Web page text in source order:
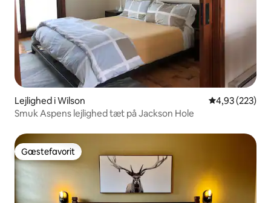
Lejlighed i Wilson 4,93 ud af 5 i
4,93 (223)
Smuk Aspens lejlighed tæt på Jackson Hole
Gæstefavorit
Gæstefavorit